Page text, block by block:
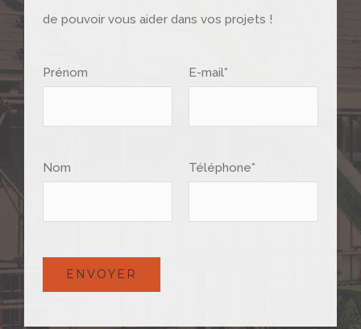
de pouvoir vous aider dans vos projets !
Prénom
Nom
E-mail*
Téléphone*